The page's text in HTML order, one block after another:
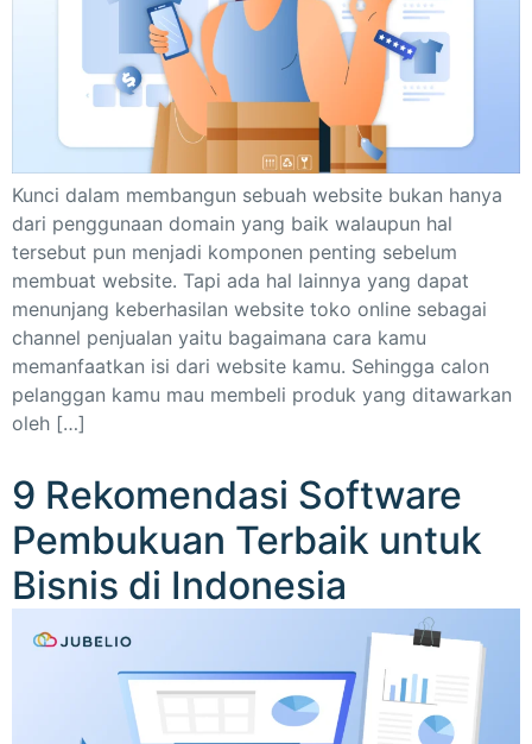
Kunci dalam membangun sebuah website bukan hanya
dari penggunaan domain yang baik walaupun hal
tersebut pun menjadi komponen penting sebelum
membuat website. Tapi ada hal lainnya yang dapat
menunjang keberhasilan website toko online sebagai
channel penjualan yaitu bagaimana cara kamu
memanfaatkan isi dari website kamu. Sehingga calon
pelanggan kamu mau membeli produk yang ditawarkan
oleh […]
9 Rekomendasi Software
Pembukuan Terbaik untuk
Bisnis di Indonesia